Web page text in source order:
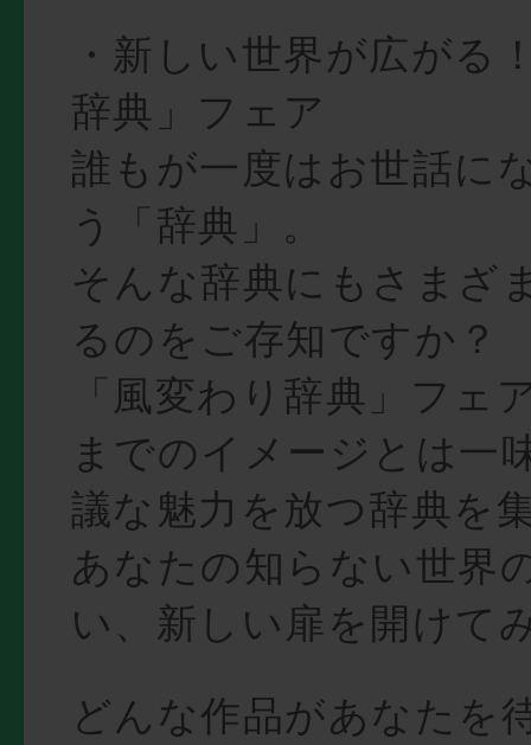
・新しい世界が広がる
辞典」フェア
誰もが一度はお世話に
う「辞典」。
そんな辞典にもさまざ
るのをご存知ですか？
「風変わり辞典」フェ
までのイメージとは一
議な魅力を放つ辞典を
あなたの知らない世界
い、新しい扉を開けて
どんな作品があなたを